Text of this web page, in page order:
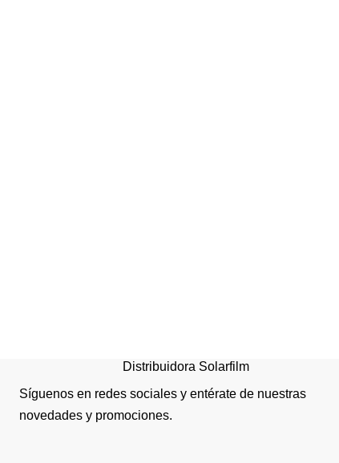
Distribuidora Solarfilm
Síguenos en redes sociales y entérate de nuestras
novedades y promociones.